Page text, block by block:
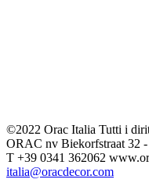
©2022 Orac Italia Tutti i
ORAC nv Biekorfstraat 32
T +39 0341 362062
italia@oracdecor.com